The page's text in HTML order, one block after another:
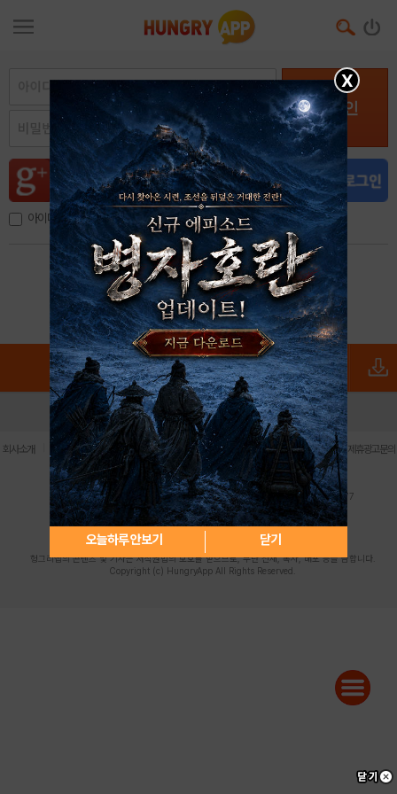
로그인
아이디, 이메일 저장
아이디 / 비밀번호 찾기 회원가입
X
오늘하루 안보기 닫기
로그인 PC버전 전체앱
회사소개 이용약관 | 개인정보 처리방침 | 청소년 보호정책 | 불법촬영물 신고센터 | 제휴광고문의
사업자등록번호:119-86-61101 (주)스마트나우 대표이사:송현두
주소: 서울시 금천구 가산디지털1로 171 연락처:063-284-8635 팩스:02-6265-0377
청소년보호책임자:김동욱desk@hungryapp.co.kr
등록번호:서울아02322 | 등록일자:2016년4월25일
발행인:(주)스마트나우 송현두 | 편집인:김동욱
헝그리앱의 콘텐츠 및 기사는 저작권법의 보호를 받으므로, 무단 전재, 복사, 배포 등을 금합니다.
Copyright (c) HungryApp All Rights Reserved.